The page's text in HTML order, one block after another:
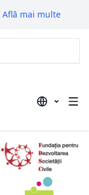
Află mai multe